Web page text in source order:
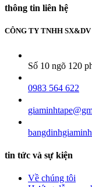
thông tin liên hệ
CÔNG TY TNHH
Số 10 ngõ 120
0983 564 622
tin tức và sự kiện
Về chúng tôi